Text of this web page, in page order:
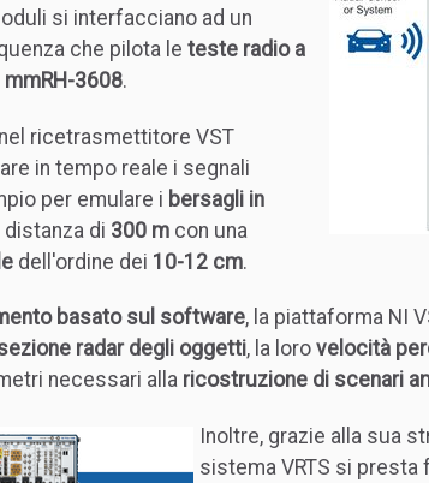
si interfacciano ad un
che pilota le teste radio a
3608.
ricetrasmettitore VST
in tempo reale i segnali
per emulare i bersagli in
di 300 m con una
dell'ordine dei 10-12 cm.
basato sul software, la piattaforma NI
radar degli oggetti, la loro velocità
necessari alla ricostruzione di scenari
Inoltre, grazie alla sua
sistema VRTS si